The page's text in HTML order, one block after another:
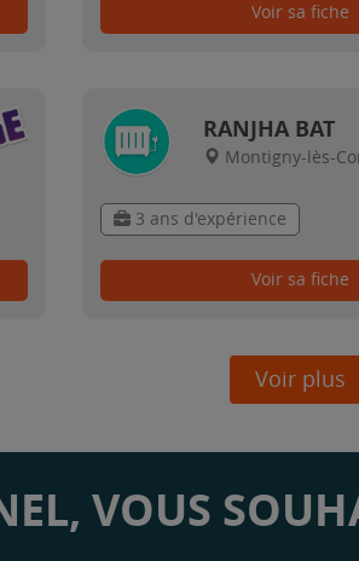
Voir sa fiche
RANJHA BAT
Montigny-lès-
3 ans d'expérience
Voir sa fiche
Voir plus
VOUS